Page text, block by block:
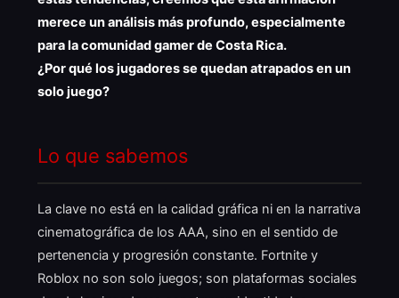
merece un análisis más profundo, especialmente
para la comunidad gamer de Costa Rica.
¿Por qué los jugadores se quedan atrapados en un
solo juego?
Lo que sabemos
La clave no está en la calidad gráfica ni en la narrativa
cinematográfica de los AAA, sino en el sentido de
pertenencia y progresión constante. Fortnite y
Roblox no son solo juegos; son plataformas sociales